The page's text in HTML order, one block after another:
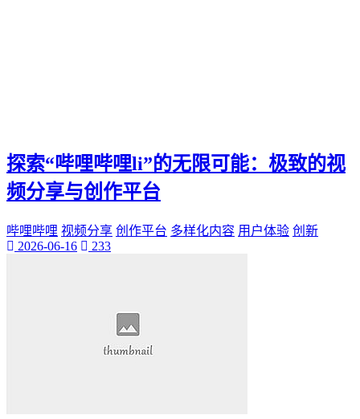
探索“哔哩哔哩li”的无限可能：极致的视
频分享与创作平台
哔哩哔哩 视频分享 创作平台 多样化内容 用户体验 创新
2026-06-16
233